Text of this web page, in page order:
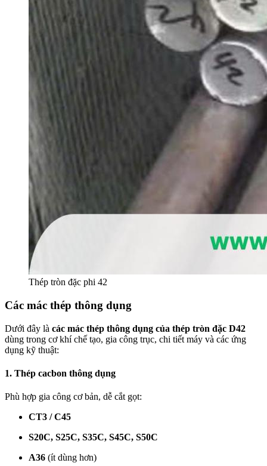
Thép tròn đặc phi 42
Các mác thép thông dụng
Dưới đây là các mác thép thông dụng của thép tròn đặc D42
dùng trong cơ khí chế tạo, gia công trục, chi tiết máy và các ứng
dụng kỹ thuật:
1. Thép cacbon thông dụng
Phù hợp gia công cơ bản, dễ cắt gọt:
CT3 / C45
S20C, S25C, S35C, S45C, S50C
A36 (ít dùng hơn)